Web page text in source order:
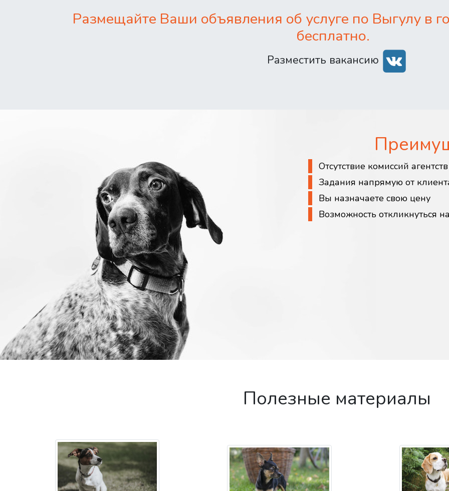
Размещайте Ваши объявления об услуге по Выгулу в
бесплатно.
Разместить вакансию
Отсутствие комиссий
Задания напрямую от
Вы назначаете свою цену
Возможность откликнуться
Полезные материалы